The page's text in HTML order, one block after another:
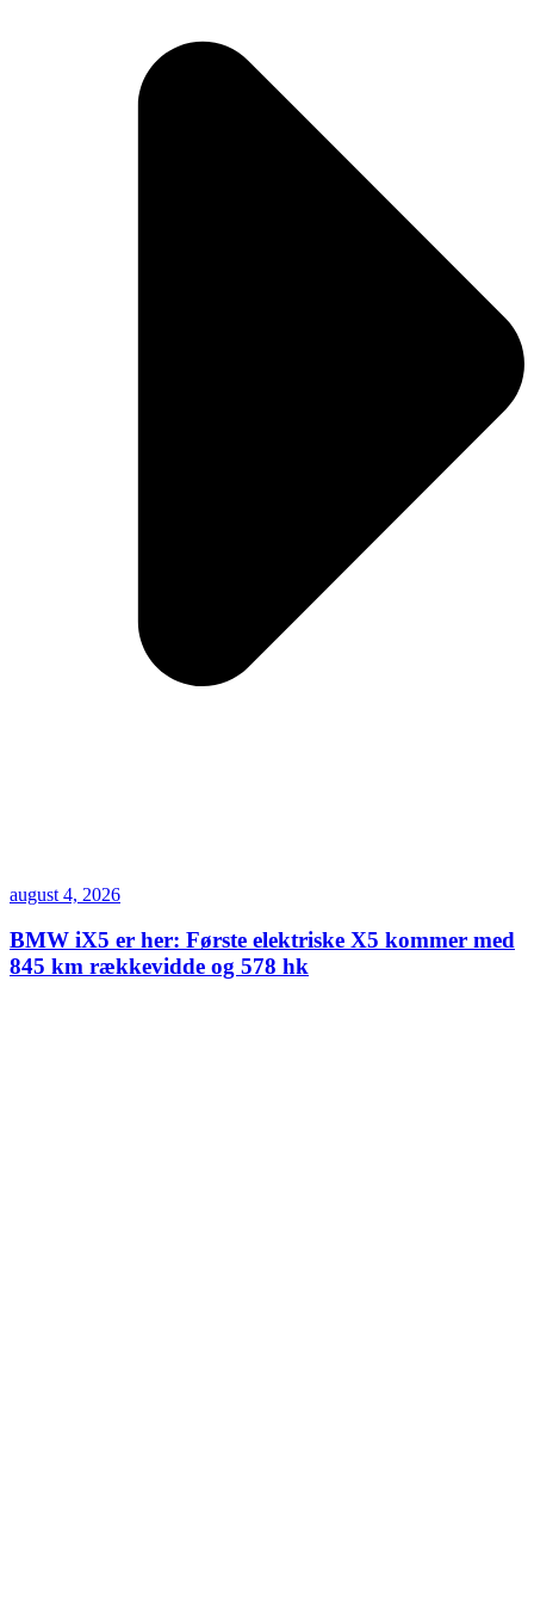
august 4, 2026
BMW iX5 er her: Første elektriske X5 kommer med
845 km rækkevidde og 578 hk